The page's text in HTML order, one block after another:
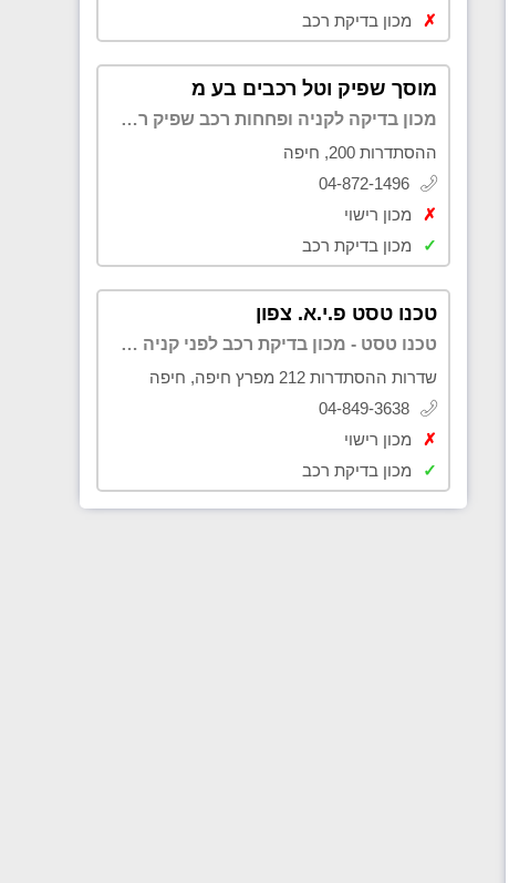
✗
מכון בדיקת רכב
מוסך שפיק וטל רכבים בע מ
מכון בדיקה לקניה ופחחות רכב שפיק רפול
ההסתדרות 200, חיפה
04-872-1496
✗
מכון רישוי
✓
מכון בדיקת רכב
טכנו טסט פ.י.א. צפון
טכנו טסט - מכון בדיקת רכב לפני קניה בקריות
שדרות ההסתדרות 212 מפרץ חיפה, חיפה
04-849-3638
✗
מכון רישוי
✓
מכון בדיקת רכב